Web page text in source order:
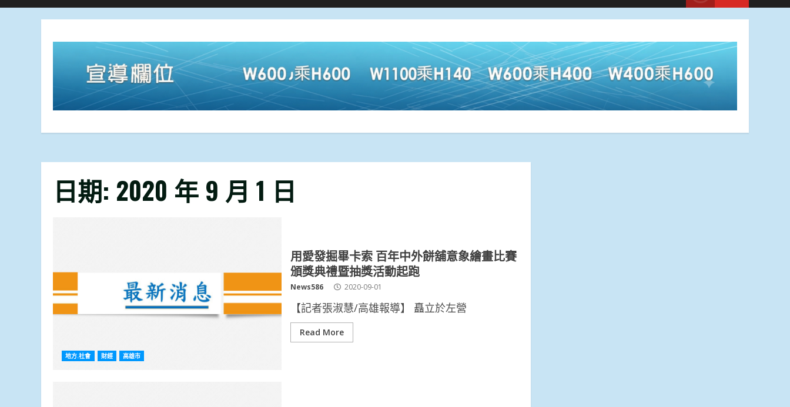
日期: 2020 年 9 月 1 日
地方.社會 財經 高雄市
用愛發掘畢卡索 百年中外餅舖意象繪畫比賽
頒獎典禮暨抽獎活動起跑
News586 2020-09-01
【記者張淑慧/高雄報導】 矗立於左營
Read More